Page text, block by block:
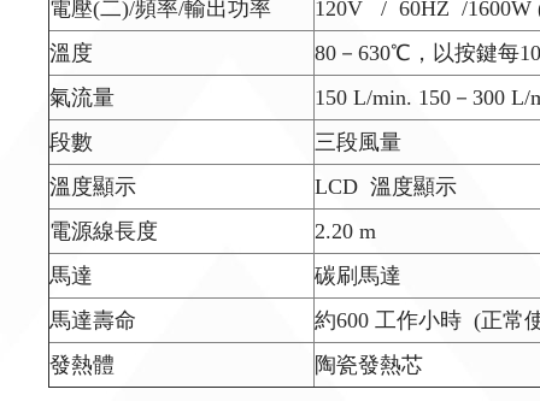
電壓(二)/頻率/輸出功率
120V / 60HZ /1600W
溫度
80－630℃，以按鍵每
氣流量
150 L/min. 150－300 L/
段數
三段風量
溫度顯示
LCD 溫度顯示
電源線長度
2.20 m
馬達
碳刷馬達
馬達壽命
約600 工作小時 (正常
發熱體
陶瓷發熱芯